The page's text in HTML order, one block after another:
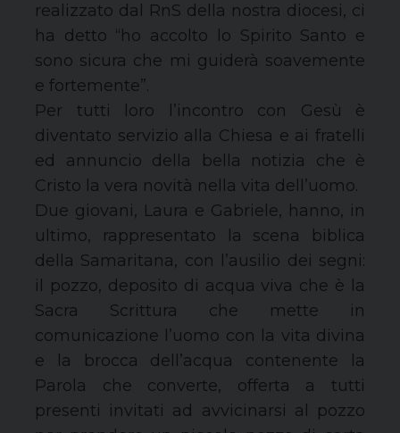
realizzato dal RnS della nostra diocesi, ci
ha detto “ho accolto lo Spirito Santo e
sono sicura che mi guiderà soavemente
e fortemente”.
Per tutti loro l’incontro con Gesù è
diventato servizio alla Chiesa e ai fratelli
ed annuncio della bella notizia che è
Cristo la vera novità nella vita dell’uomo.
Due giovani, Laura e Gabriele, hanno, in
ultimo, rappresentato la scena biblica
della Samaritana, con l’ausilio dei segni:
il pozzo, deposito di acqua viva che è la
Sacra Scrittura che mette in
comunicazione l’uomo con la vita divina
e la brocca dell’acqua contenente la
Parola che converte, offerta a tutti
presenti invitati ad avvicinarsi al pozzo